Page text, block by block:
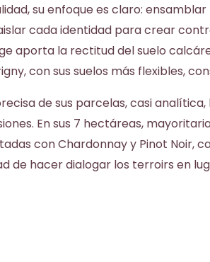
su enfoque es claro:
cada identidad para crear
aporta la rectitud del suelo
con sus suelos más flexibles,
de sus parcelas, casi
En sus 7 hectáreas,
con Chardonnay y Pinot Noir,
de hacer dialogar los terroirs en